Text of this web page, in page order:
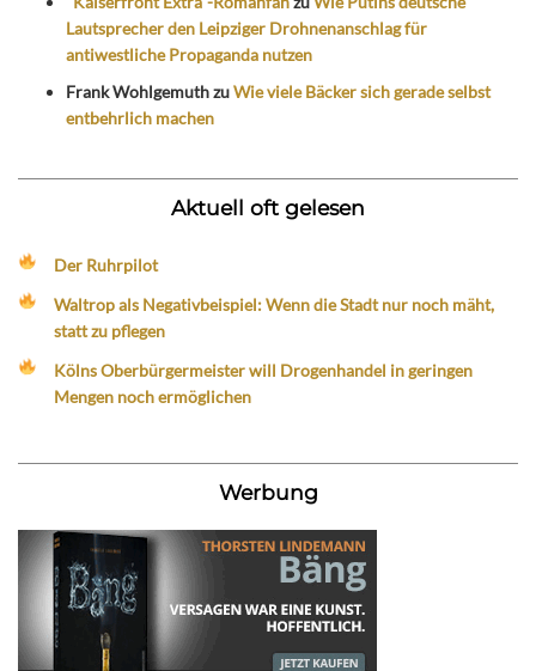
Lautsprecher den Leipziger Drohnenanschlag für
antiwestliche Propaganda nutzen
Frank WohlgemuthzuWie viele Bäcker sich gerade selbst
entbehrlich machen
Aktuell oft gelesen
Der Ruhrpilot
Waltrop als Negativbeispiel: Wenn die Stadt nur noch mäht,
statt zu pflegen
Kölns Oberbürgermeister will Drogenhandel in geringen
Mengen noch ermöglichen
Werbung